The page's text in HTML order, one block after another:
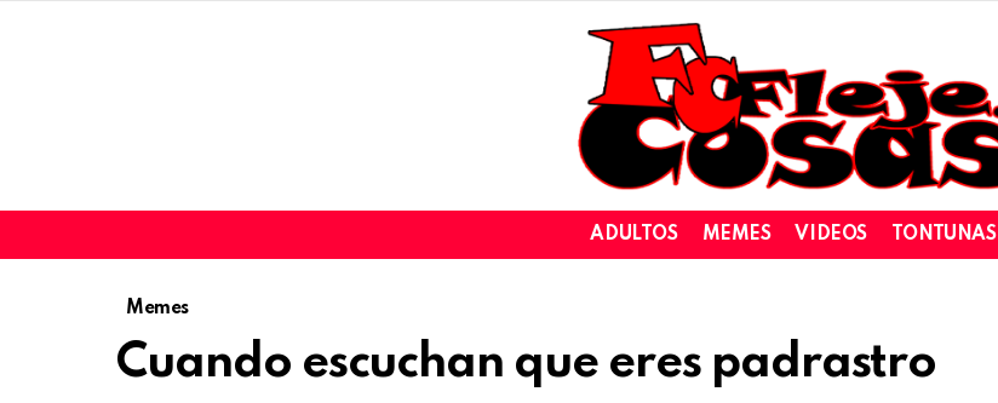
ADULTOS MEMES VIDEOS TONTUNAS
Memes
Cuando escuchan que eres padrastro